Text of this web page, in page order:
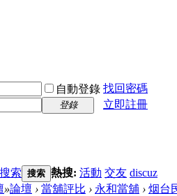
自動登錄 找回密碼
登錄
立即註冊
搜索 搜索 熱搜: 活動 交友 discuz
»論壇 › 當舖評比 › 永和當舖 › 烟台